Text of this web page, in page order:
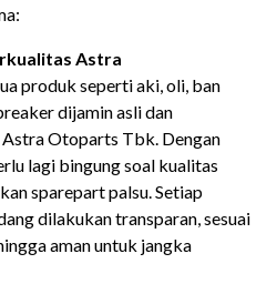
Astra
produk seperti aki, oli, ban
dijamin asli dan
Astra Otoparts Tbk. Dengan
lagi bingung soal kualitas
sparepart palsu. Setiap
dilakukan transparan, sesuai
aman untuk jangka